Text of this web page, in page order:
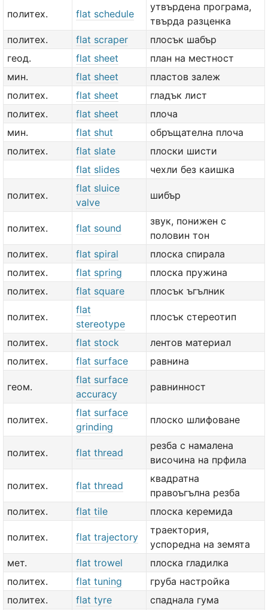
политех. flat schedule
утвърдена програма,
твърда разценка
политех.
flat scraper
плосък шабър
геод.
flat sheet
план на местност
мин.
flat sheet
пластов залеж
политех.
flat sheet
гладък лист
политех.
flat sheet
плоча
мин.
flat shut
обръщателна плоча
политех.
flat slate
плоски шисти
flat slides
чехли без каишка
политех.
flat sluice
valve
шибър
политех. flat sound
звук, понижен с
половин тон
политех.
flat spiral
плоска спирала
политех.
flat spring
плоска пружина
политех.
flat square плосък ъгълник
политех.
flat
stereotype
плосък стереотип
политех. flat stock
лентов материал
политех.
flat surface равнина
геом.
flat surface
accuracy
равнинност
политех.
flat surface
grinding
плоско шлифоване
политех. flat thread
резба с намалена
височина на прфила
политех. flat thread
квадратна
правоъгълна резба
политех.
flat tile плоска керемида
политех. flat trajectory
траектория,
успоредна на земята
мет.
flat trowel
плоска гладилка
политех.
flat tuning
груба настройка
политех.
flat tyre спаднала гума